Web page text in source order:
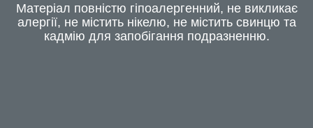
Матеріал повністю гіпоалергенний, не викликає
алергії, не містить нікелю, не містить свинцю та
кадмію для запобігання подразненню.